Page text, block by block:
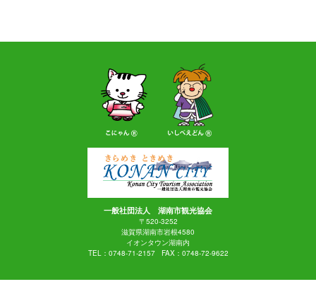
一般社団法人 湖南市観光協会
〒520-3252
滋賀県湖南市岩根4580
イオンタウン湖南内
TEL： 0748-71-2157FAX： 0748-72-9622